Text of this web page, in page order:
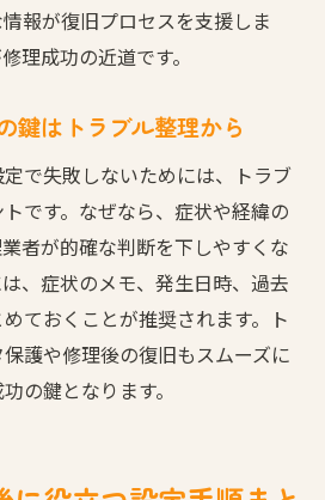
報が復旧プロセスを支援しま
理成功の近道です。
鍵はトラブル整理から
で失敗しないためには、トラブ
です。なぜなら、症状や経緯の
者が的確な判断を下しやすくな
、症状のメモ、発生日時、過去
ておくことが推奨されます。ト
護や修理後の復旧もスムーズに
の鍵となります。